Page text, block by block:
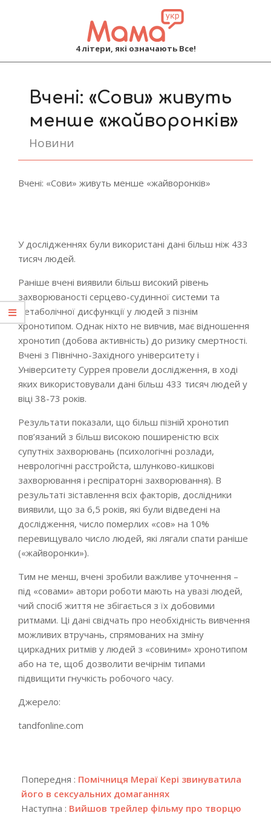
4 літери, які означають Все!
Вчені: «Сови» живуть
менше «жайворонків»
Новини
Вчені: «Сови» живуть менше «жайворонків»
У дослідженнях були використані дані більш ніж 433
тисяч людей.
Раніше вчені виявили більш високий рівень
захворюваності серцево-судинної системи та
метаболічної дисфункції у людей з пізнім
хронотипом. Однак ніхто не вивчив, має відношення
хронотип (добова активність) до ризику смертності.
Вчені з Північно-Західного університету і
Університету Суррея провели дослідження, в ході
яких використовували дані більш 433 тисяч людей у
віці 38-73 років.
Результати показали, що більш пізній хронотип
пов’язаний з більш високою поширеністю всіх
супутніх захворювань (психологічні розлади,
неврологічні расстройста, шлунково-кишкові
захворювання і респіраторні захворювання). В
результаті зіставлення всіх факторів, дослідники
виявили, що за 6,5 років, які були відведені на
дослідження, число померлих «сов» на 10%
перевищувало число людей, які лягали спати раніше
(«жайворонки»).
Тим не менш, вчені зробили важливе уточнення –
під «совами» автори роботи мають на увазі людей,
чий спосіб життя не збігається з їх добовими
ритмами. Ці дані свідчать про необхідність вивчення
можливих втручань, спрямованих на зміну
циркадних ритмів у людей з «совиним» хронотипом
або на те, щоб дозволити вечірнім типами
підвищити гнучкість робочого часу.
Джерело:
tandfonline.com
04-
17
Попередня : Помічниця Мераї Кері звинуватила
його в сексуальних домаганнях
Наступна : Вийшов трейлер фільму про творцю